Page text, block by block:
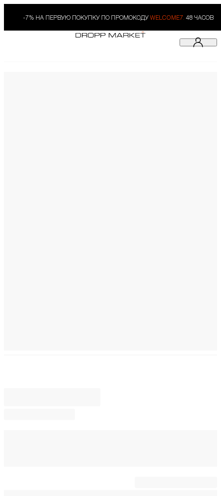
-7% НА ПЕРВУЮ ПОКУПКУ ПО ПРОМОКОДУ WELCOME7. 48 ЧАСОВ